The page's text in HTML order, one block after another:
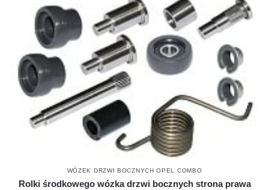
WÓZEK DRZWI BOCZNYCH OPEL COMBO
Rolki środkowego wózka drzwi bocznych strona prawa